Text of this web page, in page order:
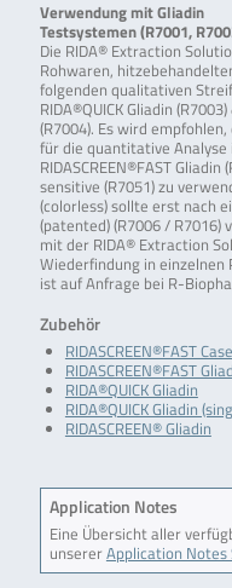
Verwendung mit Gliadin
Testsystemen (R7001,
Die RIDA® Extraction
Rohwaren,
folgenden qualitativen
RIDA®QUICK Gliadin
(R7004). Es wird
für die quantitative Analyse
RIDASCREEN®FAST Gliadin
sensitive (R7051) zu
(colorless) sollte erst nach
(patented) (R7006 /
mit der RIDA® Extraction
Wiederfindung in einzelnen
ist auf Anfrage bei R-
Zubehör
RIDASCREEN®FAST
RIDASCREEN®FAST
RIDA®QUICK Gliadin
RIDA®QUICK Gliadin
RIDASCREEN® Gliadin
Application Notes
Eine Übersicht aller
unsererApplication Notes